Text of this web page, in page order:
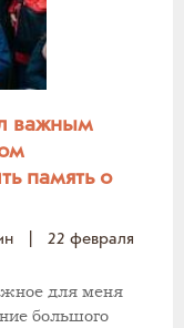
важным
память о
22 февраля
для меня
большого